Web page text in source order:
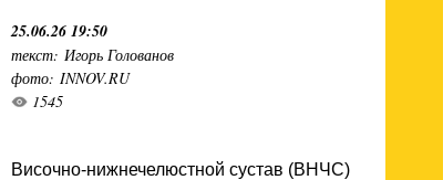
25.06.26 19:50
текст: Игорь Голованов
фото: INNOV.RU
1545
Височно-нижнечелюстной сустав (ВНЧС)